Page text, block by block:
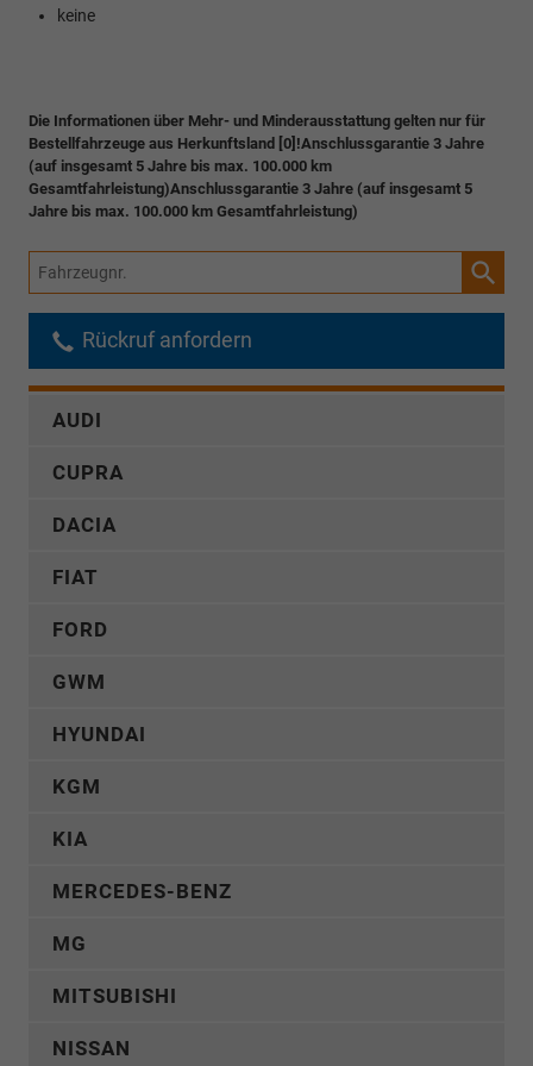
keine
Die Informationen über Mehr- und Minderausstattung gelten nur für
Bestellfahrzeuge aus Herkunftsland [0]!Anschlussgarantie 3 Jahre
(auf insgesamt 5 Jahre bis max. 100.000 km
Gesamtfahrleistung)Anschlussgarantie 3 Jahre (auf insgesamt 5
Jahre bis max. 100.000 km Gesamtfahrleistung)
Fahrzeugnr.
Rückruf anfordern
AUDI
CUPRA
DACIA
FIAT
FORD
GWM
HYUNDAI
KGM
KIA
MERCEDES-BENZ
MG
MITSUBISHI
NISSAN